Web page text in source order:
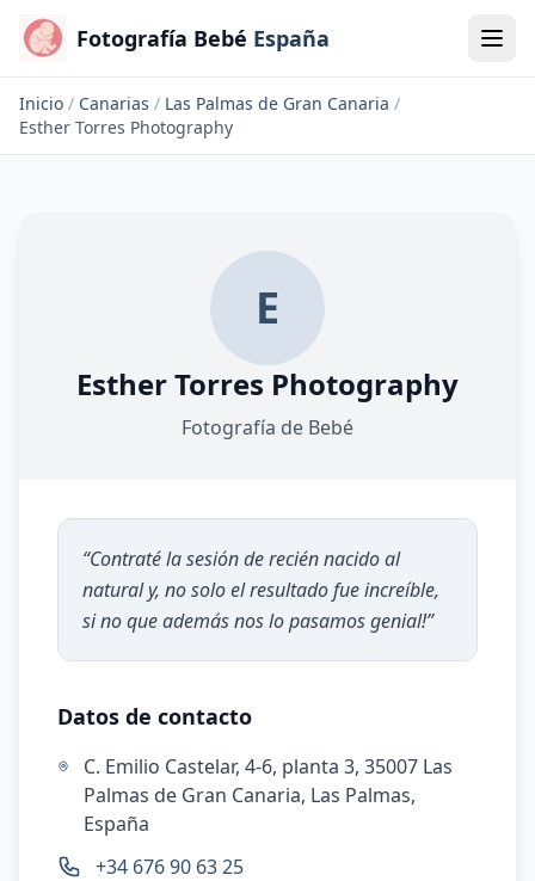
Fotografía Bebé España
Inicio / Canarias / Las Palmas de Gran Canaria /
Esther Torres Photography
E
Esther Torres Photography
Fotografía de Bebé
“Contraté la sesión de recién nacido al
natural y, no solo el resultado fue increíble,
si no que además nos lo pasamos genial!”
Datos de contacto
C. Emilio Castelar, 4-6, planta 3, 35007 Las
Palmas de Gran Canaria, Las Palmas,
España
+34 676 90 63 25